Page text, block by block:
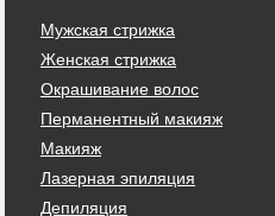
Мужская стрижка
Женская стрижка
Окрашивание волос
Перманентный макияж
Макияж
Лазерная эпиляция
Депиляция